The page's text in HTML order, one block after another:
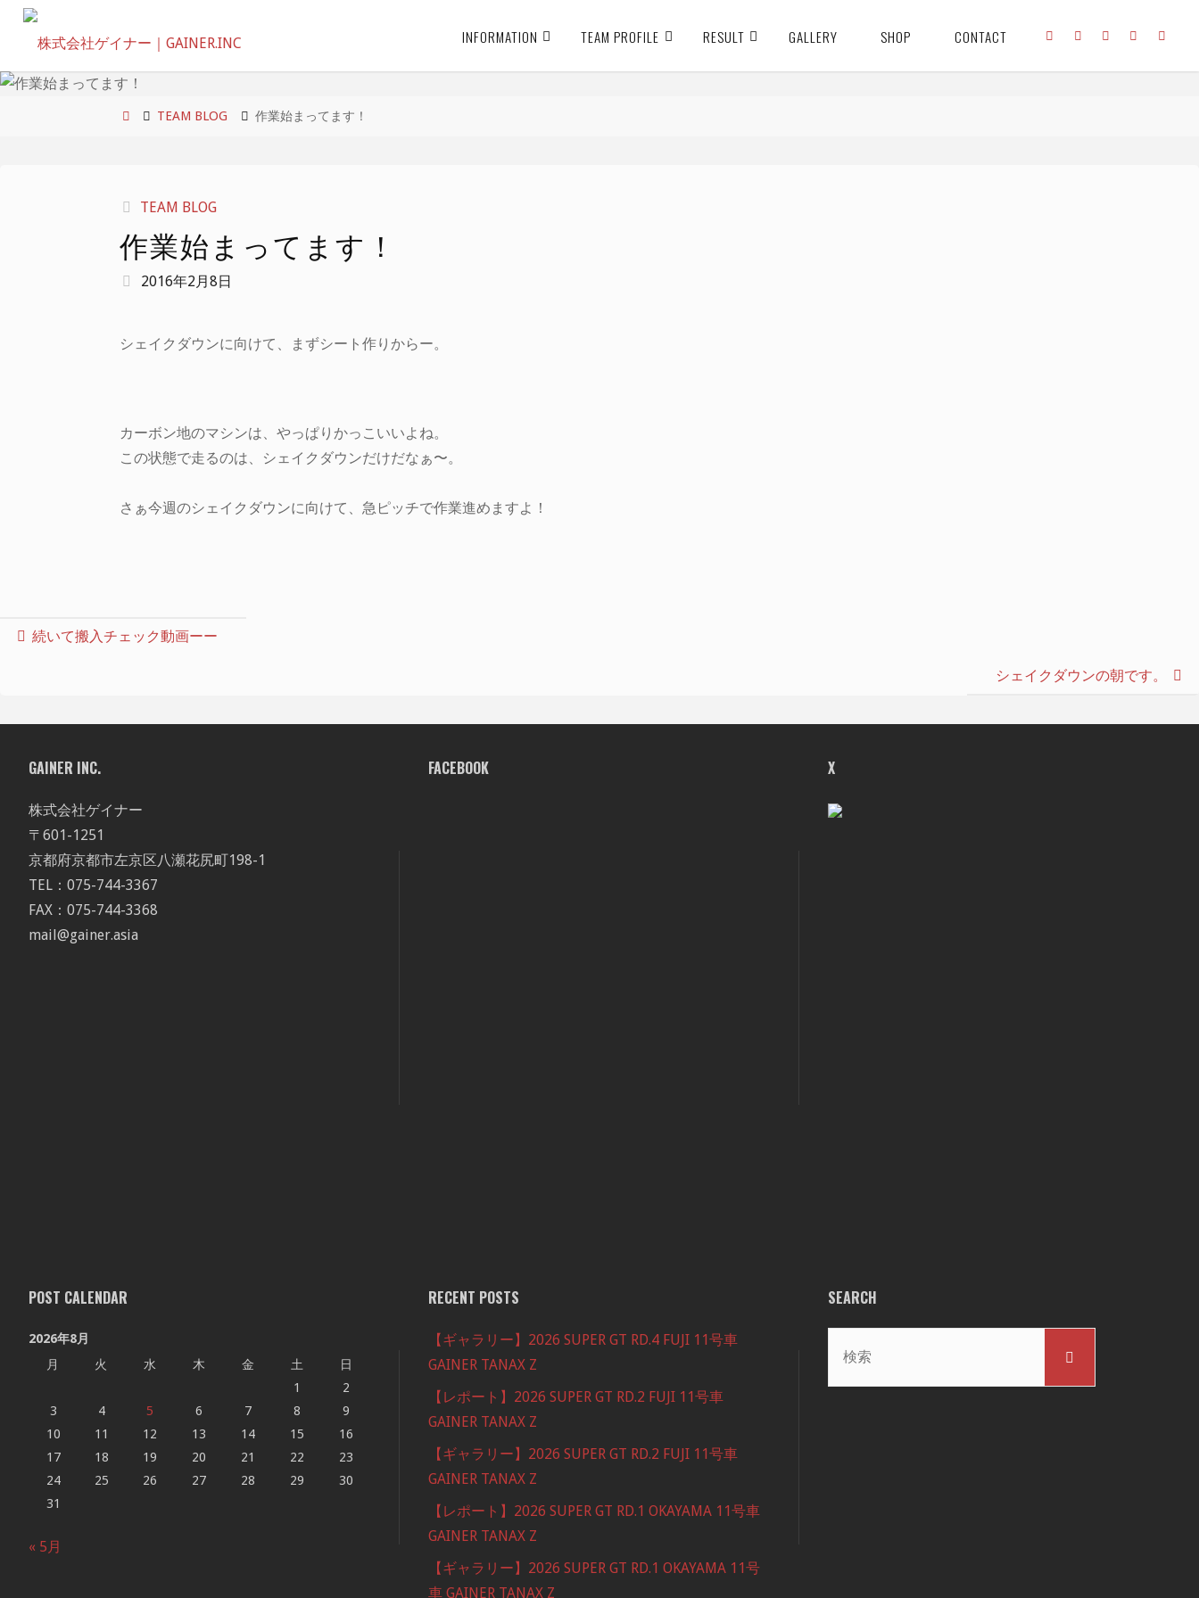
ン
INFORMATION TEAM PROFILE RESULT GALLERY SHOP CONTACT
ホ
TEAM BLOG 作業始まってます！
TEAM BLOG
作業始まってます！
2016年2月8日
シェイクダウンに向けて、まずシート作りからー。
カーボン地のマシンは、やっぱりかっこいいよね。
この状態で走るのは、シェイクダウンだけだなぁ〜。
さぁ今週のシェイクダウンに向けて、急ピッチで作業進めますよ！
続いて搬入チェック動画ーー
シェイクダウンの朝です。
GAINER INC.
株式会社ゲイナー
〒601-1251
京都府京都市左京区八瀬花尻町198-1
TEL：075-744-3367
FAX：075-744-3368
mail@gainer.asia
FACEBOOK X
POST CALENDAR
2026年8月
月
火 水 木 金 土
日
1
2
3
4 5 6 7 8
9
10
11 12 13 14 15
16
17
18 19 20 21 22
23
24
25 26 27 28 29
30
31
« 5月
RECENT POSTS
【ギャラリー】2026 SUPER GT RD.4 FUJI 11号車
GAINER TANAX Z
【レポート】2026 SUPER GT RD.2 FUJI 11号車
GAINER TANAX Z
【ギャラリー】2026 SUPER GT RD.2 FUJI 11号車
GAINER TANAX Z
【レポート】2026 SUPER GT RD.1 OKAYAMA 11号車
GAINER TANAX Z
【ギャラリー】2026 SUPER GT RD.1 OKAYAMA 11号
車 GAINER TANAX Z
SEARCH
対
検